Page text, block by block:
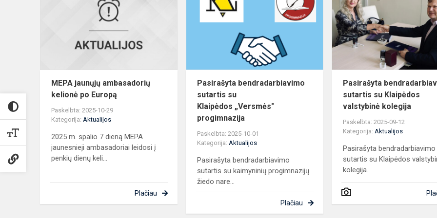
ambasadorių
kelionė
MEPA jaunųjų ambasadorių
kelionė po Europą
Paskelbta: 2025-10-29
Kategorija: Aktualijos
2025 m. spalio 7 dieną MEPA
jaunesnieji ambasadoriai leidosi į
penkių dienų keli...
Plačiau
sutartis
Klaipėdos „Versmės"...
Pasirašyta bendradarbiavimo
sutartis su
Klaipėdos „Versmės"
progimnazija
Paskelbta: 2025-10-01
Kategorija:Aktualijos
Pasirašyta bendradarbiavimo
sutartis su kaimyninių progimnazijų
žiedo nare...
Plačiau
Pasirašyta
sutartis su Klaipėdos
valstybinė kolegija
Paskelbta: 2025-09-12
Kategorija:Aktualijos
Pasirašyta bendradarbiavimo
sutartis su Klaipėdos
kolegija.